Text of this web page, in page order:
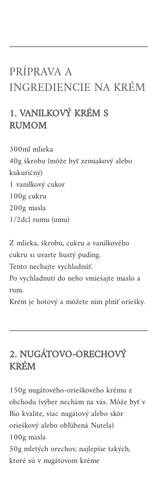
PRÍPRAVA A
INGREDIENCIE NA KRÉM
1. VANILKOVÝ KRÉM S
RUMOM
300ml mlieka
40g škrobu (môže byť zemiakový alebo
kukuričný)
1 vanilkový cukor
100g cukru
200g masla
1/2dcl rumu (umu)
Z mlieka, škrobu, cukru a vanilkového
cukru si uvarte hustý puding.
Tento nechajte vychladnúť.
Po vychladnutí do neho vmiešajte maslo a
rum.
Krém je hotový a môžete ním plniť oriešky.
2. NUGÁTOVO-ORECHOVÝ
KRÉM
150g nugátového-orieškového krému z
obchodu (výber nechám na vás. Môže byť v
Bio kvalite, viac nugátový alebo skôr
orieškový alebo obľúbená Nutela)
100g masla
50g mletých orechov, najlepšie takých,
ktoré sú v nugátovom kréme